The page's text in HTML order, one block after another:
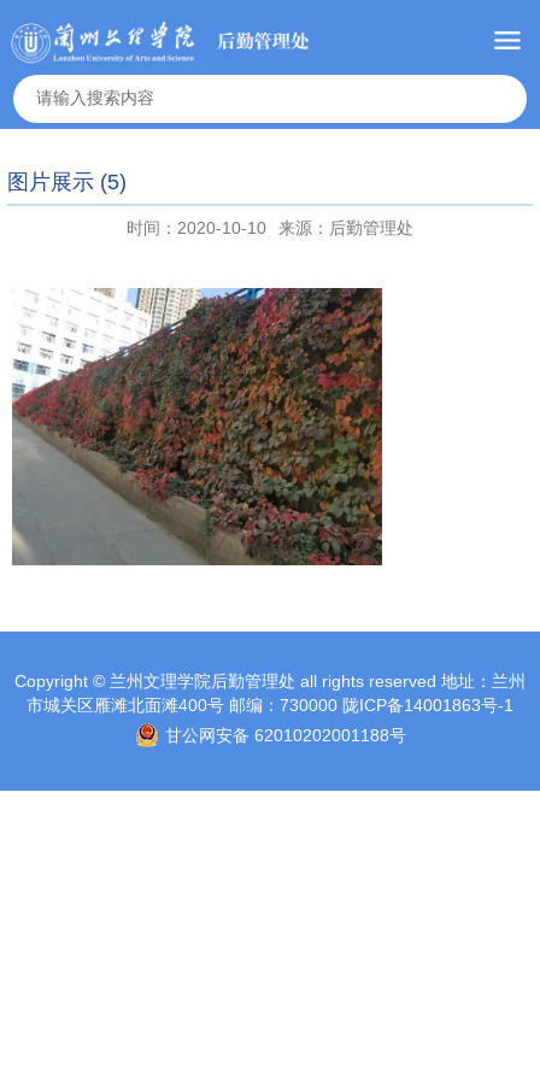
图片展示 (5)
时间：2020-10-10 来源：后勤管理处
Copyright © 兰州文理学院后勤管理处 all rights reserved 地址：兰州
市城关区雁滩北面滩400号 邮编：730000 陇ICP备14001863号-1
甘公网安备 62010202001188号